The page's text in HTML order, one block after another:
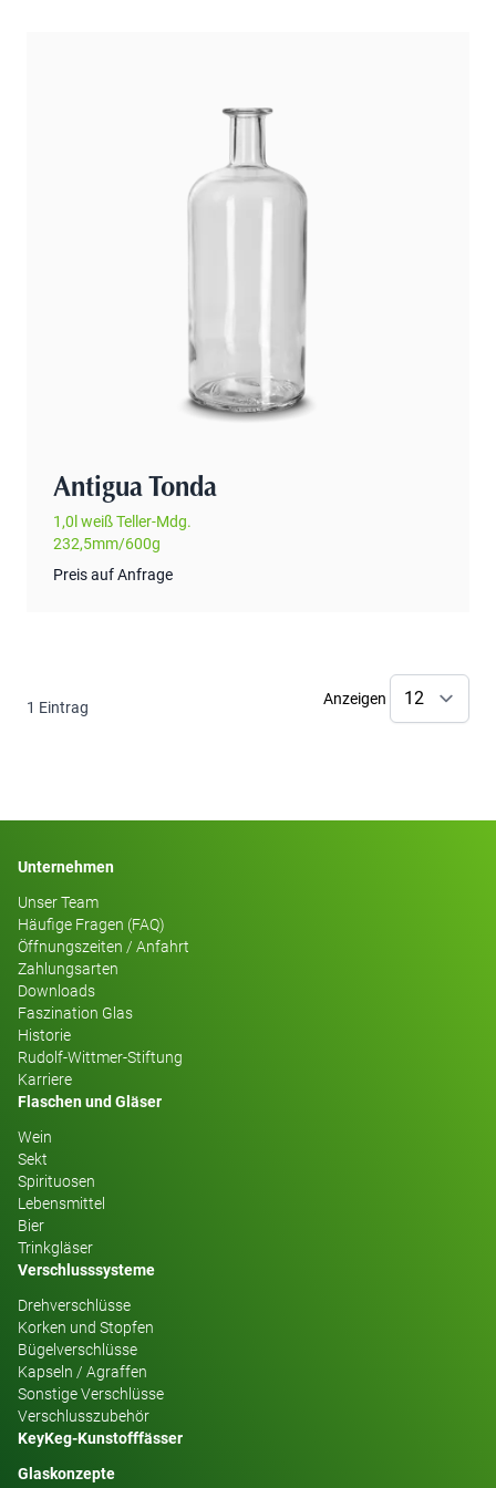
Antigua Tonda
1,0l weiß Teller-Mdg.
232,5mm/600g
Preis auf Anfrage
1 Eintrag Anzeigen
Unternehmen
Unser Team
Häufige Fragen (FAQ)
Öffnungszeiten / Anfahrt
Zahlungsarten
Downloads
Faszination Glas
Historie
Rudolf-Wittmer-Stiftung
Karriere
Flaschen und Gläser
Wein
Sekt
Spirituosen
Lebensmittel
Bier
Trinkgläser
Verschlusssysteme
Drehverschlüsse
Korken und Stopfen
Bügelverschlüsse
Kapseln / Agraffen
Sonstige Verschlüsse
Verschlusszubehör
KeyKeg-Kunstofffässer
Glaskonzepte